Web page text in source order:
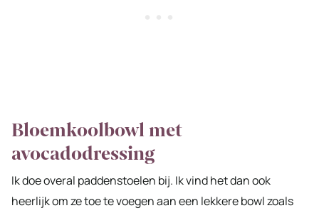
Bloemkoolbowl met
avocadodressing
Ik doe overal paddenstoelen bij. Ik vind het dan ook
heerlijk om ze toe te voegen aan een lekkere bowl zoals